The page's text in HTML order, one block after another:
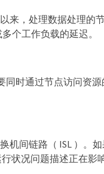
来，处理数据处理的
个工作负载的延迟。
同时通过节点访问资
机间链路（ ISL ）。
状况问题描述正在影